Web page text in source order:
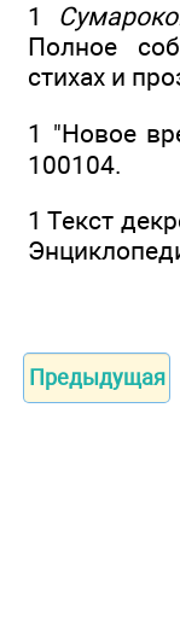
1
Полное
стихах и
1 "Новое
100104.
1 Текст
Предыдущая